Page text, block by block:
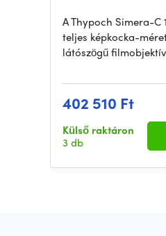
A Thypoch Simera-C
teljes képkocka-
látószögű
402 510 Ft
Külső raktáron
3 db